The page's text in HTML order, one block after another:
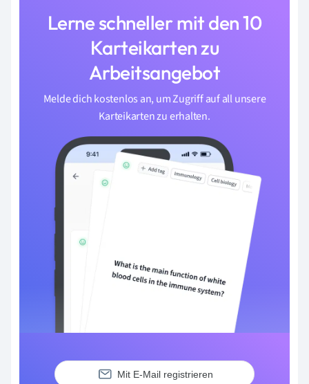
Lerne schneller mit den 10
Karteikarten zu
Arbeitsangebot
Melde dich kostenlos an, um Zugriff auf all unsere
Karteikarten zu erhalten.
Mit E-Mail registrieren